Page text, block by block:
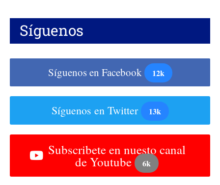
Síguenos
Síguenos en Facebook 12k
Síguenos en Twitter 13k
Subscribete en nuesto canal
de Youtube 6k